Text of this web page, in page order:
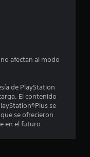
afectan al modo
de PlayStation
El contenido
se
se ofrecieron
en el futuro.